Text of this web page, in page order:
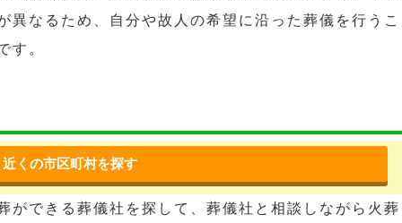
異なるため、自分や故人の希望に沿った葬儀を行うこ
す。
近くの市区町村を探す
ができる葬儀社を探して、葬儀社と相談しながら火葬